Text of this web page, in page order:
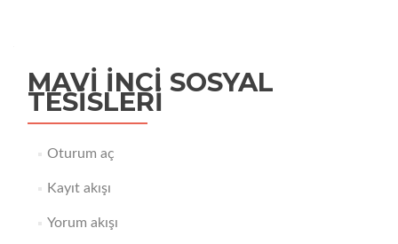
MAVI İNCI SOSYAL
TESISLERI
Oturum aç
Kayıt akışı
Yorum akışı